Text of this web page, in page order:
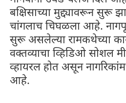
बक्षिसाच्या मुद्द्यावरून सुरू
चांगलाच चिघळला आहे.
सुरू असलेल्या रामकथेच्या
वक्तव्याचा व्हिडिओ सोशल
व्हायरल होत असून
आहे.